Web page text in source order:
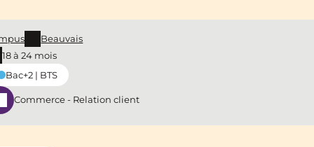
Beauvais
18 à 24 mois
Bac+2 | BTS
Commerce - Relation client